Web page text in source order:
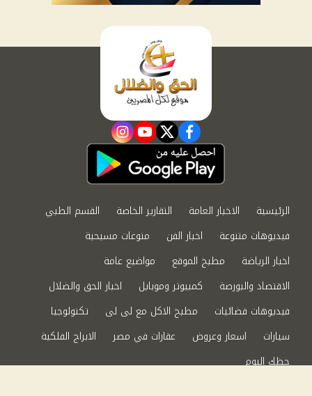
facebook
twitter
youtube
instagram
الرئيسية الاخبار العامة التقارير الخاصة
القسم الطبي
فيديوهات متنوعة
اخبار الفن
منوعات مسيحية
اخبار الرياضة
مطبخ الموقع
مواضيع عامة
الاقتصاد والبورصة
كمبيوتر وموبايل
اخبار الحق والضلال
فيديوهات فضائيات
مطبخ الاكل مع لى لى
تكنولوجيا
سيارات
اسعار وعروض عقارات في مصر
الابراج الفلكية
حظك اليوم